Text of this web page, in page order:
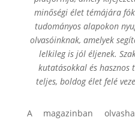
minőségi élet témájára
tudományos alapokon
olvasóinknak, amelyek
lelkileg is jól éljenek.
kutatásokkal és
teljes, boldog élet felé
A magazinban